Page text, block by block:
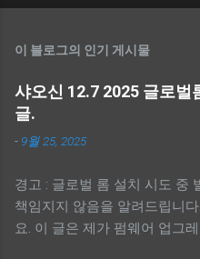
이 블로그의 인기 게시물
샤오신 12.7 2025 글로벌
글.
- 9월 25, 2025
경고 : 글로벌 롬 설치 시도 중
책임지지 않음을 알려드립니
요. 이 글은 제가 펌웨어 업그